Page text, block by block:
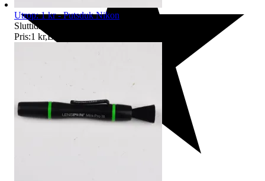
Utrop: 1 kr - Putsduk Nikon
Sluttid20:03
Pris:1 kr,Eller Köp nu